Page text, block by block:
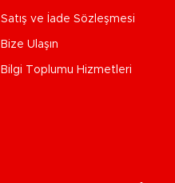
Satış ve İade Sözleşmesi
Bize Ulaşın
Bilgi Toplumu Hizmetleri